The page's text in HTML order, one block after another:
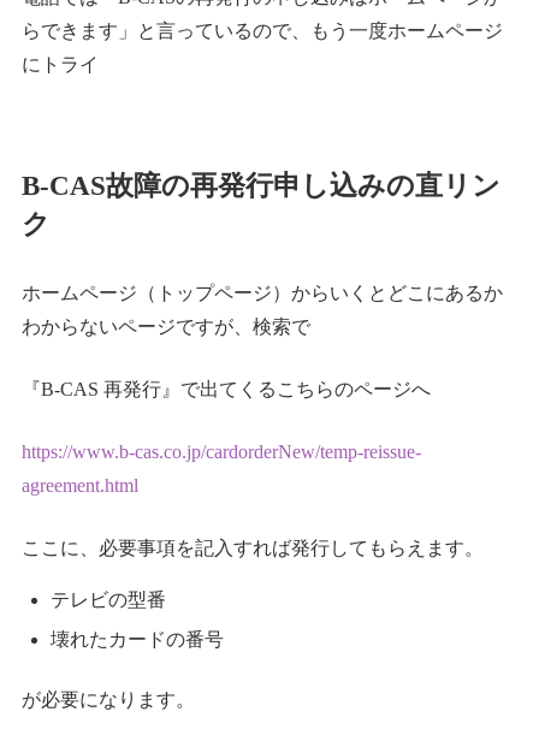
らできます」と言っているので、もう一度ホームページ
にトライ
B-CAS故障の再発行申し込みの直リン
ク
ホームページ（トップページ）からいくとどこにあるか
わからないページですが、検索で
『B-CAS 再発行』で出てくるこちらのページへ
https://www.b-cas.co.jp/cardorderNew/temp-reissue-
agreement.html
ここに、必要事項を記入すれば発行してもらえます。
テレビの型番
壊れたカードの番号
が必要になります。